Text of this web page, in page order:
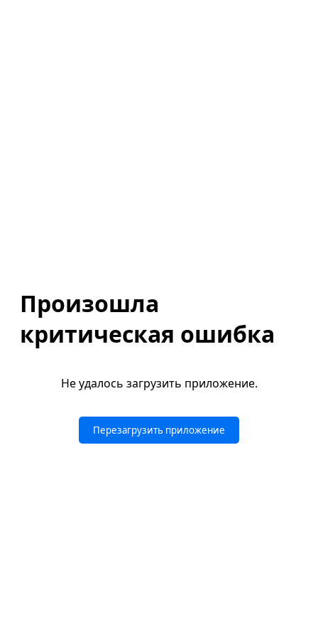
Произошла
критическая ошибка
Не удалось загрузить приложение.
Перезагрузить приложение